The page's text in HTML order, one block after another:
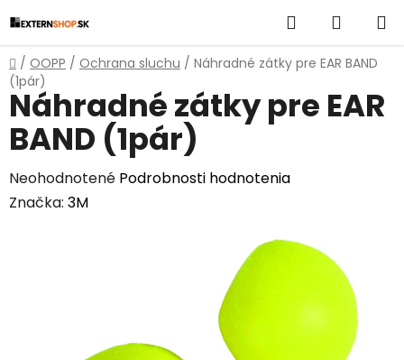
na
obsah
Hľadať
KOŠÍK
Domov
/ OOPP / Ochrana sluchu / Náhradné zátky pre EAR BAND
(1pár)
Náhradné zátky pre EAR
BAND (1pár)
Priemerné
hodnotenie
Neohodnotené Podrobnosti hodnotenia
Značka: 3M